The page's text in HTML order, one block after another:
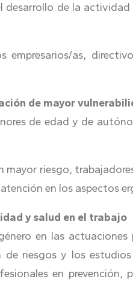
de la
empresarios/as,
de mayor
de edad y de
riesgo,
en los aspectos
y salud en el trabajo
en las
riesgos y los
en prevención,